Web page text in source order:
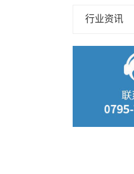
行业资讯